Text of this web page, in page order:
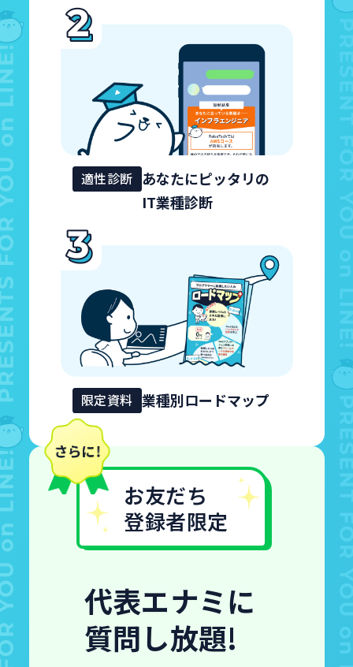
適性診断 あなたにピッタリの
IT業種診断
限定資料 業種別ロードマップ
お友だち
登録者限定
代表エナミに
質問し放題!